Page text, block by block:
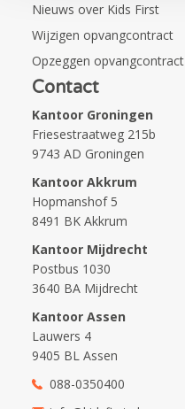
Nieuws over Kids First
Wijzigen opvangcontract
Opzeggen opvangcontract
Contact
Kantoor Groningen
Friesestraatweg 215b
9743 AD Groningen
Kantoor Akkrum
Hopmanshof 5
8491 BK Akkrum
Kantoor Mijdrecht
Postbus 1030
3640 BA Mijdrecht
Kantoor Assen
Lauwers 4
9405 BL Assen
088-0350400